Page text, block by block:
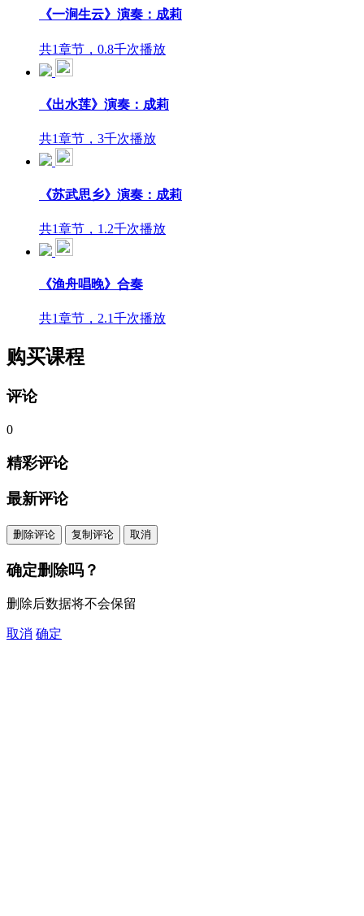
《一涧生云》演奏：成莉
共1章节，0.8千次播放
《出水莲》演奏：成莉
共1章节，3千次播放
《苏武思乡》演奏：成莉
共1章节，1.2千次播放
《渔舟唱晚》合奏
共1章节，2.1千次播放
购买课程
评论
0
精彩评论
最新评论
删除评论 复制评论 取消
确定删除吗？
删除后数据将不会保留
取消 确定